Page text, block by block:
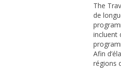
The
de
incluent
Afin
régions